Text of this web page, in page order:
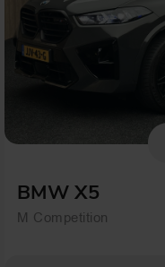
BMW X5
M Competition